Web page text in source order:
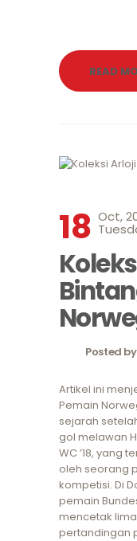
READ
18 Oct,
Posted by
Artikel ini
Pemain
sejarah
gol melawan
WC ’18, yang
oleh seorang
kompetisi. Di
pemain
mencetak
pertandingan